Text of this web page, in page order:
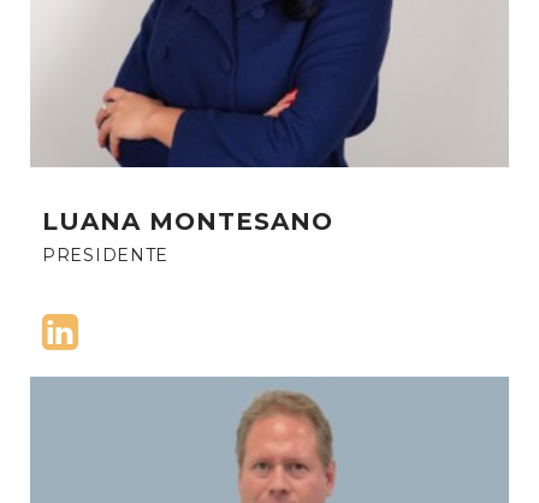
LUANA MONTESANO
PRESIDENTE